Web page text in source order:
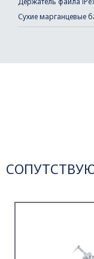
Сухие марганцевые